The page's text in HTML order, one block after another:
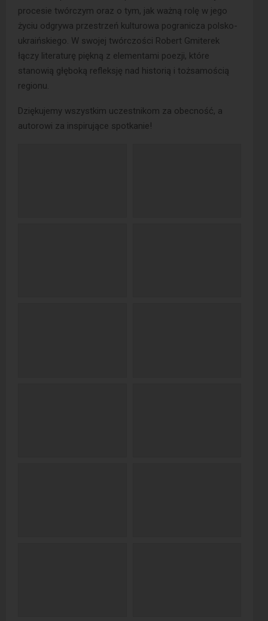
procesie twórczym oraz o tym, jak ważną rolę w jego
życiu odgrywa przestrzeń kulturowa pogranicza polsko-
ukraińskiego. W swojej twórczości Robert Gmiterek
łączy literaturę piękną z elementami poezji, które
stanowią głęboką refleksję nad historią i tożsamością
regionu.
Dziękujemy wszystkim uczestnikom za obecność, a
autorowi za inspirujące spotkanie!